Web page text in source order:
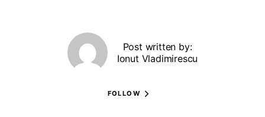
Post written by:
Ionut Vladimirescu
FOLLOW